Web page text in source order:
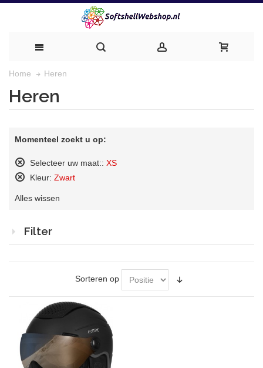
Home Heren
Heren
Momenteel zoekt u op:
Selecteer uw maat:: XS
Dit
artikel
verwijderen
Kleur: Zwart
artikel
Alles wissen
Filter
Sorteren op